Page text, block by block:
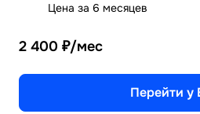
Цена за 6 месяцев
2 400 ₽/мес
Перейти у